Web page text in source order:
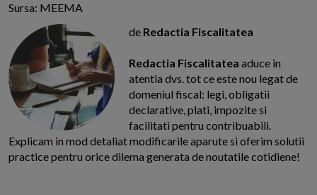
Sursa: MEEMA
de Redactia Fiscalitatea
Redactia Fiscalitatea aduce in
atentia dvs. tot ce este nou legat de
domeniul fiscal: legi, obligatii
declarative, plati, impozite si
facilitati pentru contribuabili.
Explicam in mod detaliat modificarile aparute si oferim solutii
practice pentru orice dilema generata de noutatile cotidiene!